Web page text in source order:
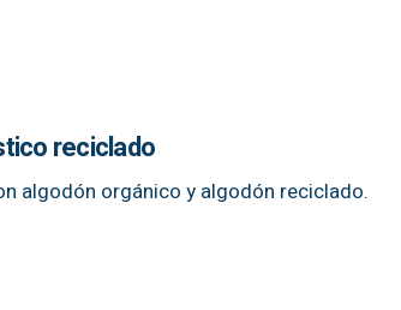
reciclado
algodón orgánico y algodón reciclado.